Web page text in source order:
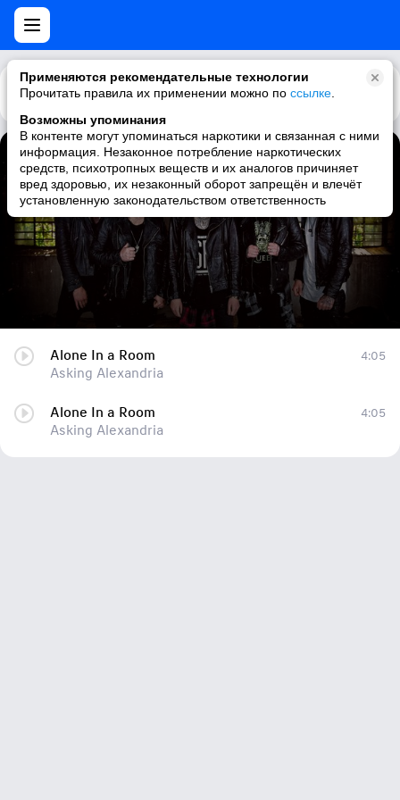
Применяются рекомендательные технологии
Прочитать правила их применении можно по ссылке
Возможны упоминания
В контенте могут упоминаться наркотики и связанная с ними
информация. Незаконное потребление наркотических
средств, психотропных веществ и их аналогов причиняет
вред здоровью, их незаконный оборот запрещён и влечёт
установленную законодательством ответственность
Каталог Рекомендации
Alone In a Room
Asking Alexandria
Alone In a Room
Asking Alexandria
4:05
Alone In a Room
Asking Alexandria
4:05